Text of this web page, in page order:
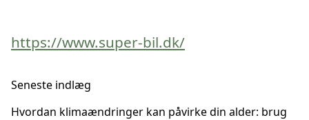
https://www.super-bil.dk/
Seneste indlæg
Hvordan klimaændringer kan påvirke din alder: brug